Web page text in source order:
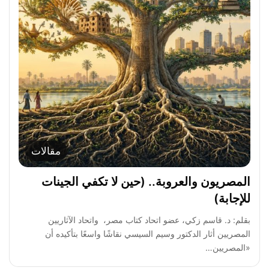
مقالات
المصريون والعروبة.. (حين لا تكفي الجينات
للإجابة)
بقلم: د. قاسم زكي، عضو اتحاد كتاب مصر، واتحاد الآثاريين
المصريين أثار الدكتور وسيم السيسي نقاشًا واسعًا بتأكيده أن
«المصريين…